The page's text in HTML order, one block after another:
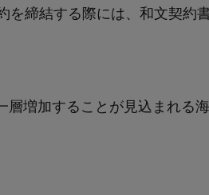
締結する際には、和文契約
増加することが見込まれる